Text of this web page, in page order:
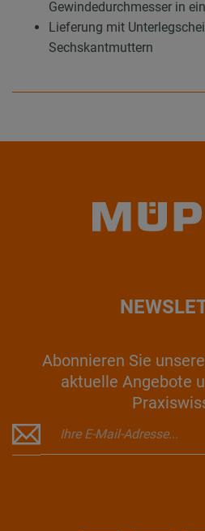
Gewindedurchmesser in
Lieferung mit
Sechskantmuttern
Abonnieren Sie
aktuelle Angebote